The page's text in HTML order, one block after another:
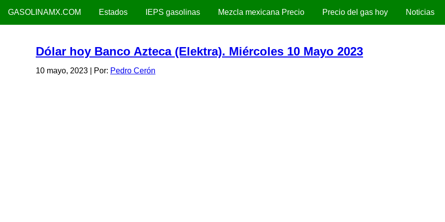
GASOLINAMX.COM Estados IEPS gasolinas Mezcla mexicana Precio Precio del gas hoy Noticias
Dólar hoy Banco Azteca (Elektra). Miércoles 10 Mayo 2023
10 mayo, 2023 | Por: Pedro Cerón